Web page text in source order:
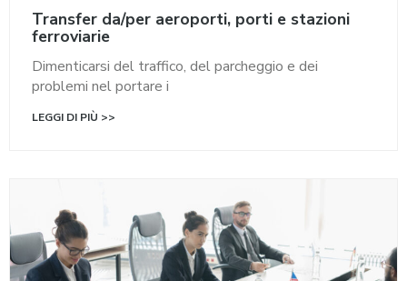
Transfer da/per aeroporti, porti e stazioni
ferroviarie
Dimenticarsi del traffico, del parcheggio e dei
problemi nel portare i
LEGGI DI PIÙ >>